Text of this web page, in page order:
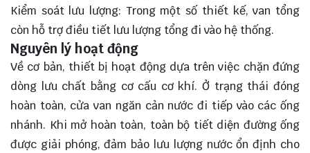
Kiểm soát lưu lượng: Trong một số thiết kế, van tổng
còn hỗ trợ điều tiết lưu lượng tổng đi vào hệ thống.
Nguyên lý hoạt động
Về cơ bản, thiết bị hoạt động dựa trên việc chặn đứng
dòng lưu chất bằng cơ cấu cơ khí. Ở trạng thái đóng
hoàn toàn, cửa van ngăn cản nước đi tiếp vào các ống
nhánh. Khi mở hoàn toàn, toàn bộ tiết diện đường ống
được giải phóng, đảm bảo lưu lượng nước ổn định cho